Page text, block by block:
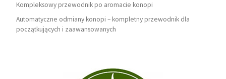
Kompleksowy przewodnik po aromacie konopi
Automatyczne odmiany konopi – kompletny przewodnik dla
początkujących i zaawansowanych